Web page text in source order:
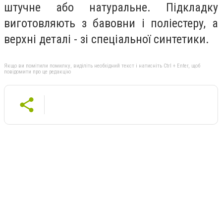
штучне або натуральне. Підкладку
виготовляють з бавовни і поліестеру, а
верхні деталі - зі спеціальної синтетики.
Якщо ви помітили помилку, виділіть необхідний текст і натисніть Ctrl + Enter, щоб
повідомити про це редакцію